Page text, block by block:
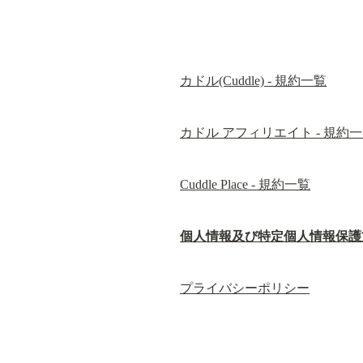
カドル(Cuddle) - 規約一覧
カドル アフィリエイト - 規約
Cuddle Place - 規約一覧
個人情報及び特定個人情報保
プライバシーポリシー